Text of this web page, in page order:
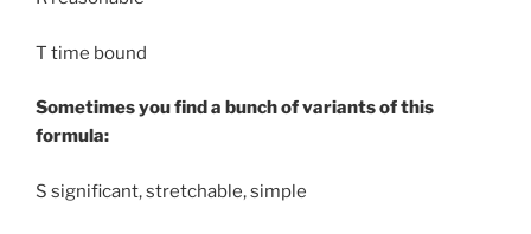
T time bound
Sometimes you find a bunch of variants of this
formula:
S significant, stretchable, simple